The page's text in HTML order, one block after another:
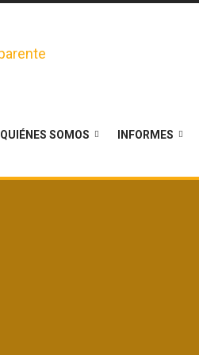
QUIÉNES SOMOS INFORMES